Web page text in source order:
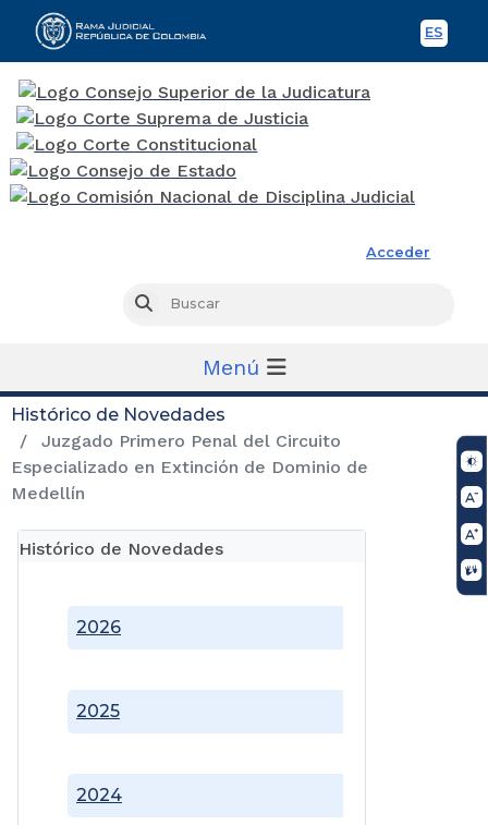
ES
Acceder
Buscar
Menú
Histórico de Novedades
Juzgado Primero Penal del Circuito
Especializado en Extinción de Dominio de
Medellín
Histórico de Novedades
2024
2025
2026